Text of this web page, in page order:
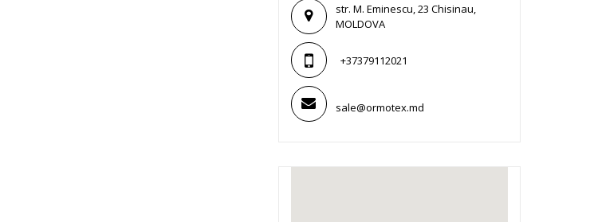
str. M. Eminescu, 23 Chisinau,
MOLDOVA
+37379112021
sale@ormotex.md